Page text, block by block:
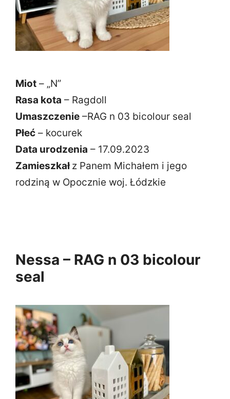
Miot – „N”
Rasa kota – Ragdoll
Umaszczenie –RAG n 03 bicolour seal
Płeć – kocurek
Data urodzenia – 17.09.2023
Zamieszkałz Panem Michałem i jego
rodziną w Opocznie woj. Łódzkie
Nessa – RAG n 03 bicolour
seal